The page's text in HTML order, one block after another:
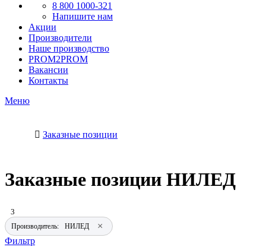
8 800 1000-321
Напишите нам
Акции
Производители
Наше производство
PROM2PROM
Вакансии
Контакты
Меню
Заказные позиции
Заказные позиции НИЛЕД
3
Производитель: НИЛЕД
×
Фильтр